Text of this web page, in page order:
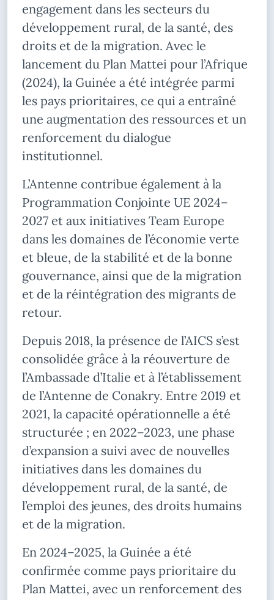
engagement dans les secteurs du
développement rural, de la santé, des
droits et de la migration. Avec le
lancement du Plan Mattei pour l’Afrique
(2024), la Guinée a été intégrée parmi
les pays prioritaires, ce qui a entraîné
une augmentation des ressources et un
renforcement du dialogue
institutionnel.
L’Antenne contribue également à la
Programmation Conjointe UE 2024–
2027 et aux initiatives Team Europe
dans les domaines de l’économie verte
et bleue, de la stabilité et de la bonne
gouvernance, ainsi que de la migration
et de la réintégration des migrants de
retour.
Depuis 2018, la présence de l’AICS s’est
consolidée grâce à la réouverture de
l’Ambassade d’Italie et à l’établissement
de l’Antenne de Conakry. Entre 2019 et
2021, la capacité opérationnelle a été
structurée ; en 2022–2023, une phase
d’expansion a suivi avec de nouvelles
initiatives dans les domaines du
développement rural, de la santé, de
l’emploi des jeunes, des droits humains
et de la migration.
En 2024–2025, la Guinée a été
confirmée comme pays prioritaire du
Plan Mattei, avec un renforcement des